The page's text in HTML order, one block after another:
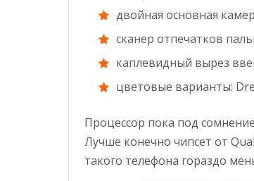
двойная основная
сканер отпечатков
каплевидный вырез
цветовые варианты:
Процессор пока под
Лучше конечно чипсет от
такого телефона гораздо